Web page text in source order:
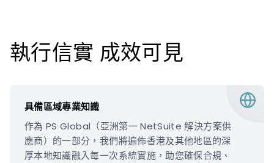
執行信實 成效可見
具備區域專業知識
作為 PS Global（亞洲第一 NetSuite 解決方案供
應商）的一部分，我們將遍佈香港及其他地區的深
厚本地知識融入每一次系統實施，助您確保合規、